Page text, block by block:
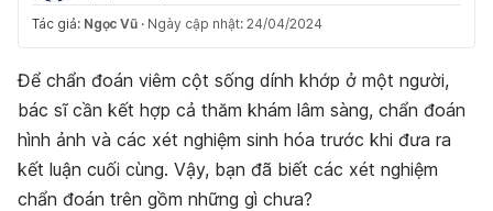
Tác giả: Ngọc Vũ · Ngày cập nhật: 24/04/2024
Để chẩn đoán viêm cột sống dính khớp ở một người,
bác sĩ cần kết hợp cả thăm khám lâm sàng, chẩn đoán
hình ảnh và các xét nghiệm sinh hóa trước khi đưa ra
kết luận cuối cùng. Vậy, bạn đã biết các xét nghiệm
chẩn đoán trên gồm những gì chưa?